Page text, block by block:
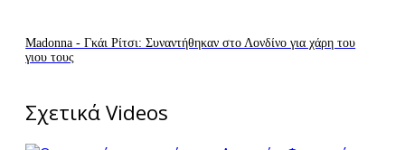
Madonna - Γκάι Ρίτσι: Συναντήθηκαν στο Λονδίνο για χάρη του
γιου τους
Σχετικά Videos